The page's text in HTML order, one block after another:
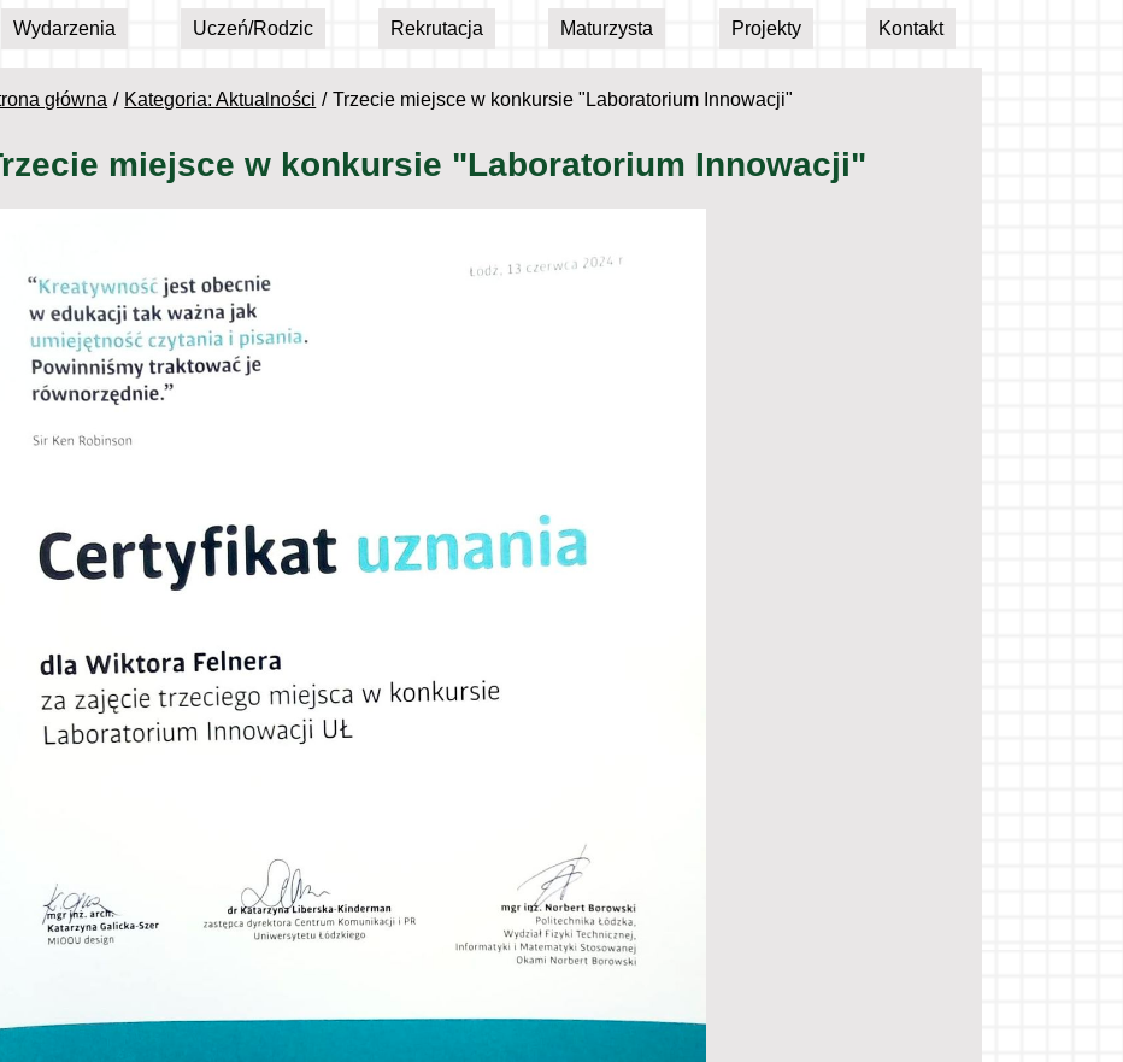
Wydarzenia Uczeń/Rodzic Rekrutacja Maturzysta Projekty Kontakt
główna Kategoria: Aktualności Trzecie miejsce w konkursie "Laboratorium Innowacji"
miejsce w konkursie "Laboratorium Innowacji"